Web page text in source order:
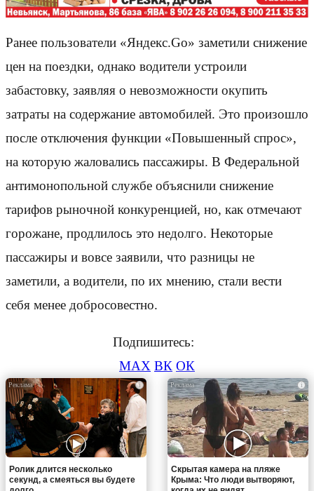
Ранее пользователи «Яндекс.Go» заметили снижение
цен на поездки, однако водители устроили
забастовку, заявляя о невозможности окупить
затраты на содержание автомобилей. Это произошло
после отключения функции «Повышенный спрос»,
на которую жаловались пассажиры. В Федеральной
антимонопольной службе объяснили снижение
тарифов рыночной конкуренцией, но, как отмечают
горожане, продлилось это недолго. Некоторые
пассажиры и вовсе заявили, что разницы не
заметили, а водители, по их мнению, стали вести
себя менее добросовестно.
Подпишитесь:
MAX ВК ОК
i
Ролик длится несколько
секунд, а смеяться вы будете
i
Скрытая камера на пляже
Крыма: Что люди вытворяют,